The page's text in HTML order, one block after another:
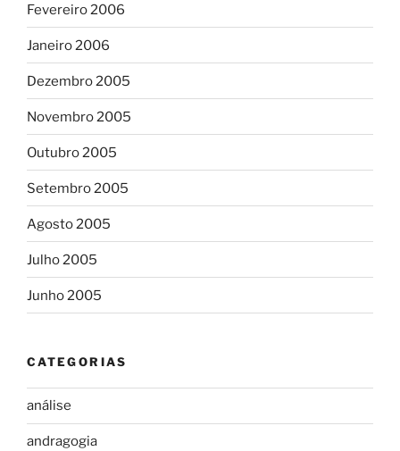
Fevereiro 2006
Janeiro 2006
Dezembro 2005
Novembro 2005
Outubro 2005
Setembro 2005
Agosto 2005
Julho 2005
Junho 2005
CATEGORIAS
análise
andragogia